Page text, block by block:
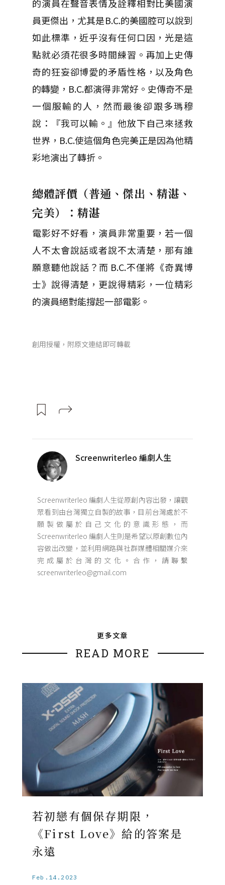
的演員在聲音表情及詮釋相對比美國演
員更傑出，尤其是B.C.的美國腔可以說到
如此標準，近乎沒有任何口因，光是這
點就必須花很多時間練習。再加上史傳
奇的狂妄卻博愛的矛盾性格，以及角色
的轉變，B.C.都演得非常好。史傳奇不是
一個服輸的人，然而最後卻跟多瑪穆
說：『我可以輸。』他放下自己來拯救
世界，B.C.使這個角色完美正是因為他精
彩地演出了轉折。
總體評價（普通、傑出、精湛、
完美）：精湛
電影好不好看，演員非常重要，若一個
人不太會說話或者說不太清楚，那有誰
願意聽他說話？而 B.C.不僅將《奇異博
士》說得清楚，更說得精彩，一位精彩
的演員絕對能撐起一部電影。
創用授權，附原文連結即可轉載
Screenwriterleo 編劇人生
Screenwriterleo 編劇人生從原創內容出發，讓觀
眾看到由台灣獨立自製的故事，目前台灣處於不
願製做屬於自己文化的意識形態，而
Screenwriterleo 編劇人生則是希望以原創數位內
容做出改變，並利用網路與社群媒體相關媒介來
完成屬於台灣的文化。合作，請聯繫
screenwriterleo@gmail.com
更多文章
READ MORE
若初戀有個保存期限，
《First Love》給的答案是
永遠
Feb.14.2023